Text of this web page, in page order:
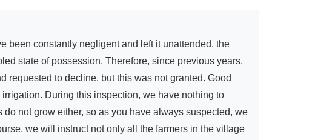
state of possession. Therefore, since previous years,
requested to decline, but this was not granted. Good
During this inspection, we have nothing to
not grow either, so as you have always suspected, we
we will instruct not only all the farmers in the village